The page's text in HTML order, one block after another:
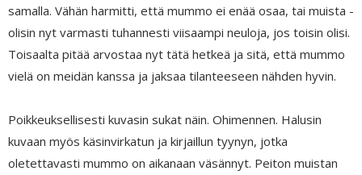
samalla. Vähän harmitti, että mummo ei enää osaa, tai muista -
olisin nyt varmasti tuhannesti viisaampi neuloja, jos toisin olisi.
Toisaalta pitää arvostaa nyt tätä hetkeä ja sitä, että mummo
vielä on meidän kanssa ja jaksaa tilanteeseen nähden hyvin.
Poikkeuksellisesti kuvasin sukat näin. Ohimennen. Halusin
kuvaan myös käsinvirkatun ja kirjaillun tyynyn, jotka
oletettavasti mummo on aikanaan väsännyt. Peiton muistan